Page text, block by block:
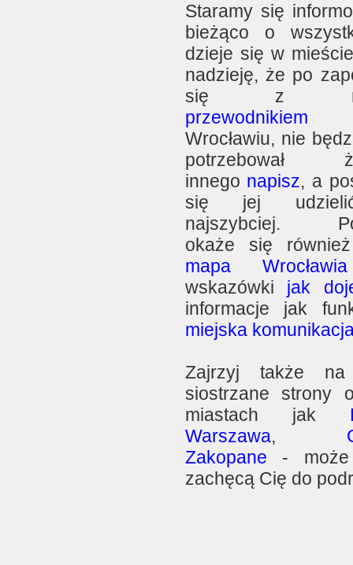
Staramy się
bieżąco o
dzieje się w
nadzieję, że po
się z
przewodnikiem
Wrocławiu, nie
potrzebował
innego napisz, a
się jej
najszybciej.
okaże się
mapa Wrocławia
wskazówki jak
informacje jak
miejska
Zajrzyj także na
siostrzane strony
miastach jak
Warszawa,
Zakopane -
zachęcą Cię do